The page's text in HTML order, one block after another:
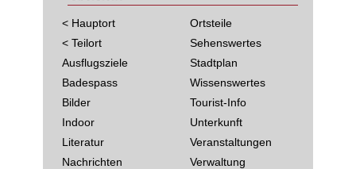
< Hauptort
< Teilort
Ausflugsziele
Badespass
Bilder
Indoor
Literatur
Nachrichten
Ortsteile
Sehenswertes
Stadtplan
Wissenswertes
Tourist-Info
Unterkunft
Veranstaltungen
Verwaltung